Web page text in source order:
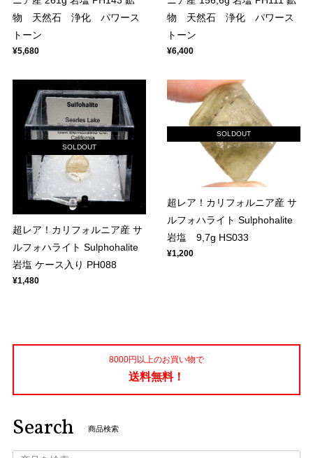
物 天然石 浄化 パワース
トーン
¥5,680
物 天然石 浄化 パワース
トーン
¥6,400
SOLDOUT
超レア！カリフォルニア産 サ
ルフォハライト Sulphohalite
岩塩 ケース入り PH088
¥1,480
SOLDOUT
超レア！カリフォルニア産 サ
ルフォハライト Sulphohalite
岩塩 9,7g HS033
¥1,200
8000円以上のお買い物で
送料無料！
Search 商品検索